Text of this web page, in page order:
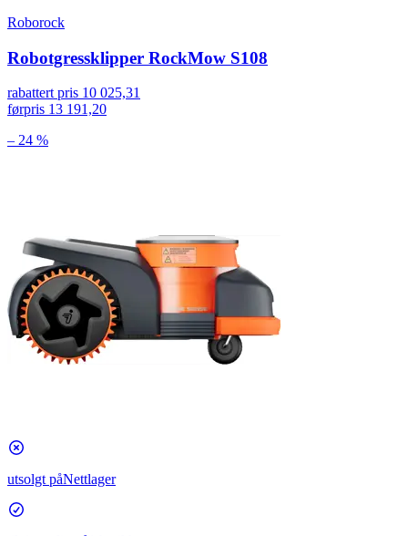
Roborock
Robotgressklipper RockMow S108
rabattert pris 10 025,31
førpris 13 191,20
– 24 %
utsolgt påNettlager